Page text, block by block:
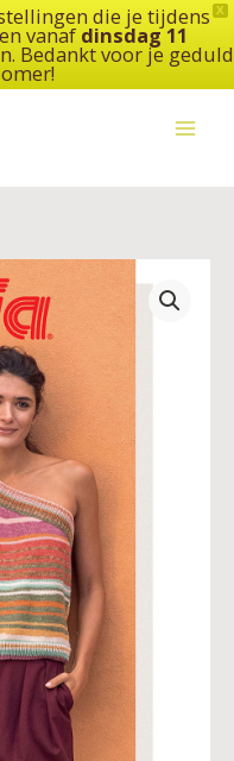
X
die je tijdens
vanaf dinsdag 11
Bedankt voor je geduld